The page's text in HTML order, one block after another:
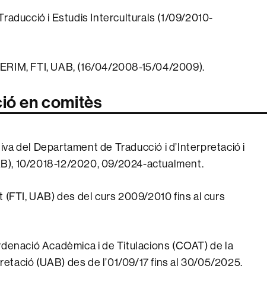
i Estudis Interculturals (1/09/2010-
FTI, UAB, (16/04/2008-15/04/2009).
en comitès
del Departament de Traducció i d’Interpretació i
10/2018-12/2020, 09/2024-actualment.
UAB) des del curs 2009/2010 fins al curs
Acadèmica i de Titulacions (COAT) de la
(UAB) des de l’01/09/17 fins al 30/05/2025.